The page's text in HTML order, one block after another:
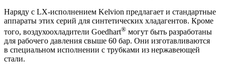
Наряду с LX-исполнением Kelvion предлагает и стандартные
аппараты этих серий для синтетических хладагентов. Кроме
того, воздухоохладители Goedhart® могут быть разработаны
для рабочего давления свыше 60 бар. Они изготавливаются
в специальном исполнении с трубками из нержавеющей
стали.